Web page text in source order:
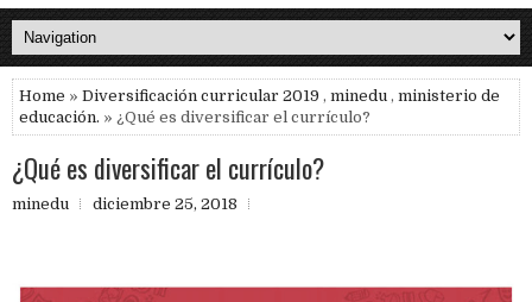
Home » Diversificación curricular 2019 , minedu , ministerio de
educación. » ¿Qué es diversificar el currículo?
¿Qué es diversificar el currículo?
minedu diciembre 25, 2018